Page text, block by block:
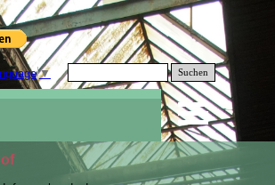
Suchen
▼